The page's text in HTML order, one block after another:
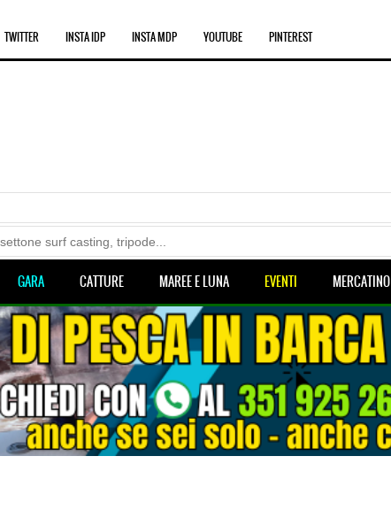
TWITTER INSTA IDP INSTA MDP YOUTUBE PINTEREST
GARA CATTURE MAREE E LUNA EVENTI MERCATINO